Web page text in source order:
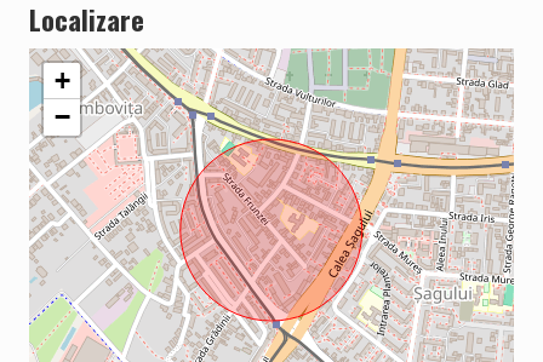
Localizare
+
−